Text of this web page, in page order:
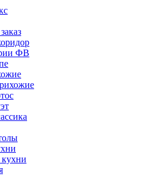
ФВ
кухни